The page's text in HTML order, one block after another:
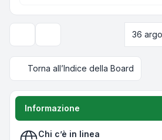
Opzioni di visualizzazione e
36
Torna all’Indice della Board
Informazione
Chi c’è in linea